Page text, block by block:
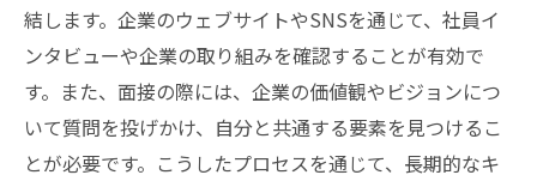
結します。企業のウェブサイトやSNSを通じて、社員イ
ンタビューや企業の取り組みを確認することが有効で
す。また、面接の際には、企業の価値観やビジョンにつ
いて質問を投げかけ、自分と共通する要素を見つけるこ
とが必要です。こうしたプロセスを通じて、長期的なキ